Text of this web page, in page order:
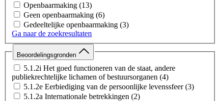
Openbaarmaking (13)
Geen openbaarmaking (6)
Gedeeltelijke openbaarmaking (3)
Ga naar de zoekresultaten
Beoordelingsgronden
5.1.2i Het goed functioneren van de staat, andere
publiekrechtelijke lichamen of bestuursorganen (4)
5.1.2e Eerbiediging van de persoonlijke levenssfeer (3)
5.1.2a Internationale betrekkingen (2)